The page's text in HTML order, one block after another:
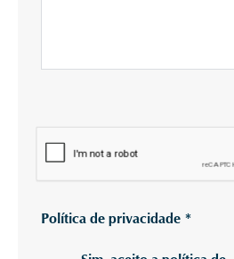
Política de privacidade *